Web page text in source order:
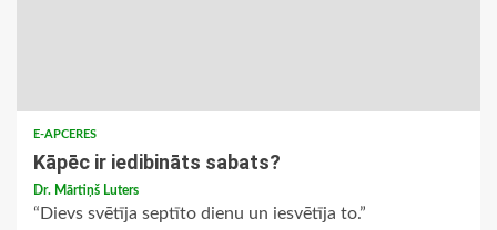
E-APCERES
Kāpēc ir iedibināts sabats?
Dr. Mārtiņš Luters
“Dievs svētīja septīto dienu un iesvētīja to.”